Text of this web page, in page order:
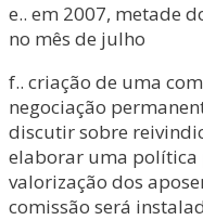
e.. em 2007, metade
no mês de julho
f.. criação de uma
negociação
discutir sobre
elaborar uma política
valorização dos
comissão será